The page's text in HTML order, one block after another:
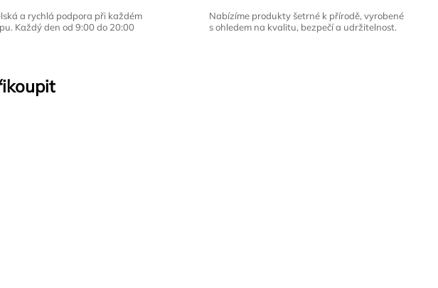
a rychlá podpora při každém
Každý den od 9:00 do 20:00
Nabízíme produkty šetrné k přírodě, vyrobené
s ohledem na kvalitu, bezpečí a udržitelnost.